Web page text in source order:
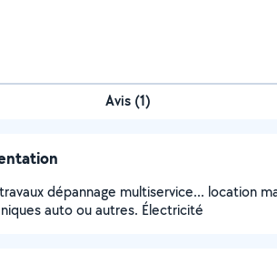
Avis (1)
dépannage multiservice... location
auto ou autres. Électricité